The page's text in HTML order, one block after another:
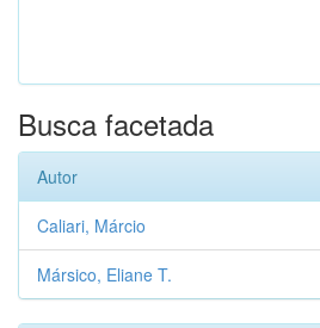
Busca facetada
Autor
Caliari, Márcio
Mársico, Eliane T.